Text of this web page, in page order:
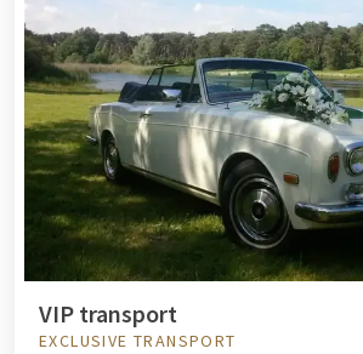
VIP transport
EXCLUSIVE TRANSPORT